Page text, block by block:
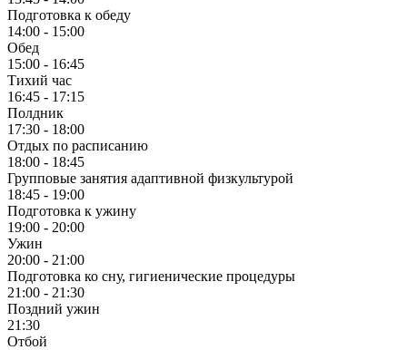
Подготовка к обеду
14:00 - 15:00
Обед
15:00 - 16:45
Тихий час
16:45 - 17:15
Полдник
17:30 - 18:00
Отдых по расписанию
18:00 - 18:45
Групповые занятия адаптивной физкультурой
18:45 - 19:00
Подготовка к ужину
19:00 - 20:00
Ужин
20:00 - 21:00
Подготовка ко сну, гигиенические процедуры
21:00 - 21:30
Поздний ужин
21:30
Отбой